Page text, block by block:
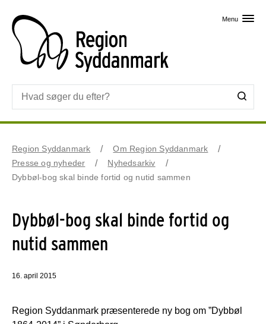
Menu
Region Syddanmark
Om Region Syddanmark
Presse og nyheder
Nyhedsarkiv
Dybbøl-bog skal binde fortid og nutid sammen
Dybbøl-bog skal binde fortid og
nutid sammen
16. april 2015
Region Syddanmark præsenterede ny bog om ”Dybbøl